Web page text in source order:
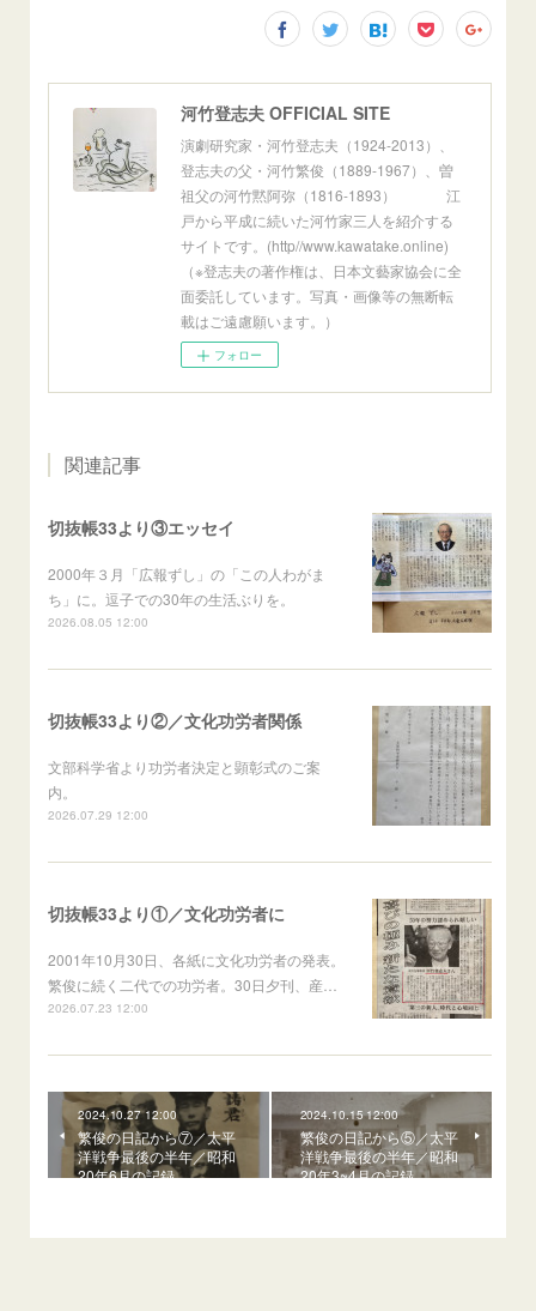
河竹登志夫 OFFICIAL SITE
演劇研究家・河竹登志夫（1924-2013）、
登志夫の父・河竹繁俊（1889-1967）、曽
祖父の河竹黙阿弥（1816-1893） 江
戸から平成に続いた河竹家三人を紹介する
サイトです。(http//www.kawatake.online)
（※登志夫の著作権は、日本文藝家協会に全
面委託しています。写真・画像等の無断転
載はご遠慮願います。）
フォロー
関連記事
切抜帳33より③エッセイ
2000年３月「広報ずし」の「この人わがま
ち」に。逗子での30年の生活ぶりを。
2026.08.05 12:00
切抜帳33より②／文化功労者関係
文部科学省より功労者決定と顕彰式のご案
内。
2026.07.29 12:00
切抜帳33より①／文化功労者に
2001年10月30日、各紙に文化功労者の発表。
繁俊に続く二代での功労者。30日夕刊、産…
2026.07.23 12:00
2024.10.27 12:00
繁俊の日記から⑦／太平
洋戦争最後の半年／昭和
20年6月の記録
2024.10.15 12:00
繁俊の日記から⑤／太平
洋戦争最後の半年／昭和
20年3~4月の記録